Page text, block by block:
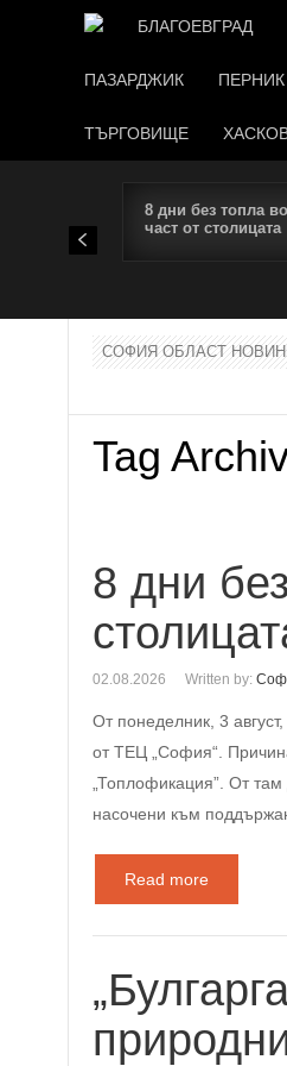
БЛАГОЕВГРАД
ПАЗАРДЖИК ПЕРНИК
ТЪРГОВИЩЕ
8 дни без топла
част от столицата
СОФИЯ ОБЛАСТ
Tag
8 дни
02.08.2026 Written by:
От понеделник, 3
от ТЕЦ „София“.
„Топлофикация”. От там
насочени към
Read more